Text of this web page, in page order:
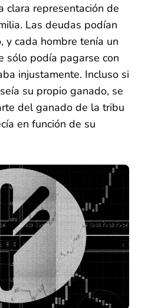
clara representación de
Las deudas podían
y cada hombre tenía un
sólo podía pagarse con
injustamente. Incluso si
su propio ganado, se
del ganado de la tribu
en función de su